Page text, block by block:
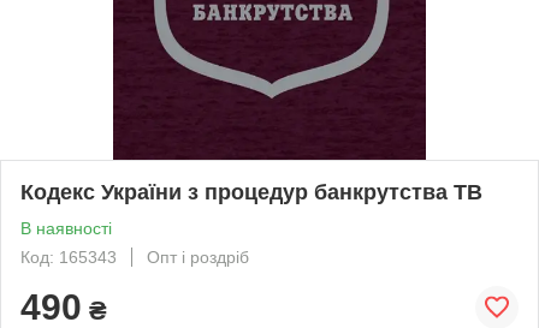
Кодекс України з процедур банкрутства ТВ
В наявності
Код: 165343
Опт і роздріб
490 ₴